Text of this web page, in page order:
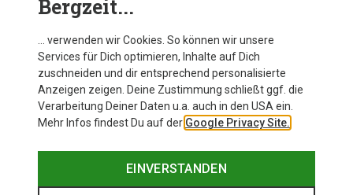
Lighter Atom 8-12-fach Kettennieter
Bergzeit...
… verwenden wir Cookies. So können wir unsere
Services für Dich optimieren, Inhalte auf Dich
zuschneiden und dir entsprechend personalisierte
Anzeigen zeigen. Deine Zustimmung schließt ggf. die
Verarbeitung Deiner Daten u.a. auch in den USA ein.
Mehr Infos findest Du auf der Google Privacy Site.
EINVERSTANDEN